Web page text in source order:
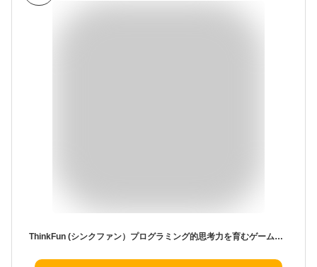
ThinkFun (シンクファン）プログラミング的思考力を育むゲーム「グラビティ・メイズ」【正規輸入品】76433 日本語説明書付８歳～